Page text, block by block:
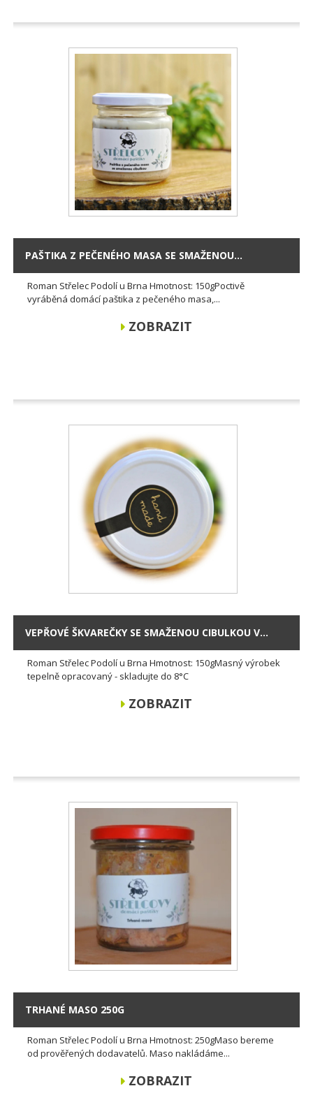
PAŠTIKA Z PEČENÉHO MASA SE SMAŽENOU...
Roman Střelec Podolí u Brna Hmotnost: 150gPoctivě
vyráběná domácí paštika z pečeného masa,...
ZOBRAZIT
VEPŘOVÉ ŠKVAREČKY SE SMAŽENOU CIBULKOU V...
Roman Střelec Podolí u Brna Hmotnost: 150gMasný výrobek
tepelně opracovaný - skladujte do 8°C
ZOBRAZIT
TRHANÉ MASO 250G
Roman Střelec Podolí u Brna Hmotnost: 250gMaso bereme
od prověřených dodavatelů. Maso nakládáme...
ZOBRAZIT